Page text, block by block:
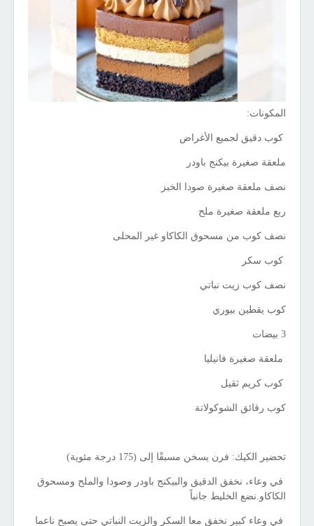
المكونات:
كوب دقيق لجميع الأغراض
ملعقة صغيرة بيكنج باودر
نصف ملعقة صغيرة صودا الخبز
ربع ملعقة صغيرة ملح
نصف كوب من مسحوق الكاكاو غير المحلى
كوب سكر
نصف كوب زيت نباتي
كوب يقطين بيوري
3 بيضات
ملعقة صغيرة فانيليا
كوب كريم ثقيل
كوب رقائق الشوكولاتة
تحضير الكيك: فرن يسخن مسبقًا إلى (175 درجة مئوية)
في وعاء، نخفق الدقيق والبيكنج باودر وصودا والملح ومسحوق
الكاكاو.نضع الخليط جانباً
في وعاء كبير نخفق معا السكر والزيت النباتي حتى يصبح ناعما